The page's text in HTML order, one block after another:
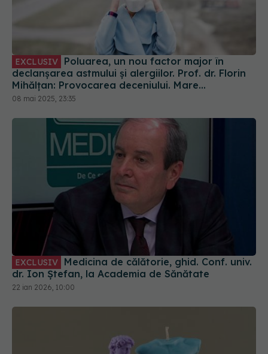
EXCLUSIV
declanșarea astmului și alergiilor. Prof. dr. Florin
Mihălțan: Provocarea deceniului. Mare
amenințare
08 mai 2025, 23:35
EXCLUSIV
dr. Ion Ștefan, la Academia de Sănătate
22 ian 2026, 10:00